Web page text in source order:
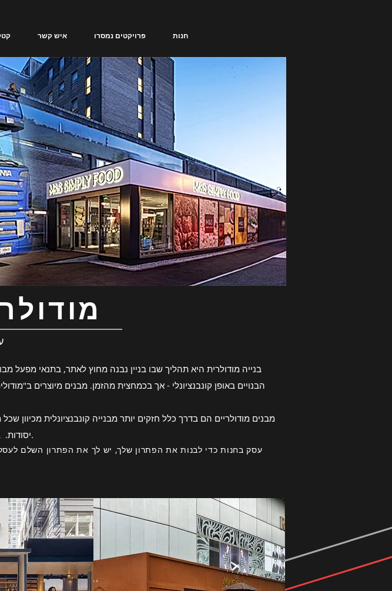
איש קשר פרויקטים נמסרו חנות
בנייה מודולרית היא תהליך שבו בניין נבנה מחוץ לאתר, בתנאי מפעל
הבנויים באופן קונבנציונלי - אך בכמחצית מהזמן. מבנים מיוצרים
יסודות. ברגע שהם יחד ואטומים, המודולים הופכים למכלול קיר, רצפה וגג אחד משולבים.